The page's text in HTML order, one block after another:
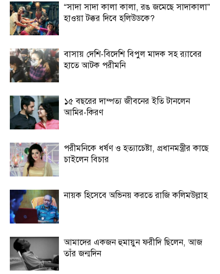
“সাদা সাদা কালা কালা, রঙ জমেছে সাদাকালা”
হাওয়া টক্কর দিবে হলিউডকে?
বাসায় দেশি-বিদেশি বিপুল মাদক সহ র‍্যাবের
হাতে আটক পরীমনি
১৫ বছরের দাম্পত্য জীবনের ইতি টানলেন
আমির-কিরণ
পরীমনিকে ধর্ষণ ও হত্যাচেষ্টা, প্রধানমন্ত্রীর কাছে
চাইলেন বিচার
নায়ক হিসেবে অভিনয় করতে রাজি কলিমউল্লাহ
আমাদের একজন হুমায়ুন ফরীদি ছিলেন, আজ
তাঁর জন্মদিন